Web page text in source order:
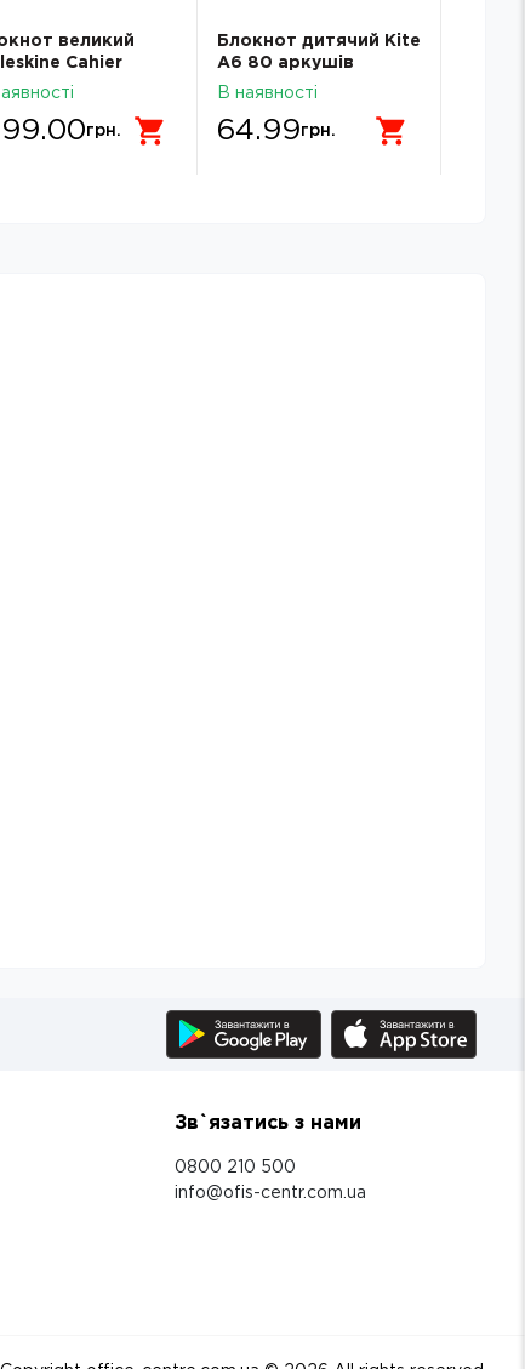
великий
Cahier
беж QP421
грн.
Блокнот дитячий Kite
А6 80 аркушів
клітинка спіраль
В наявності
64.99грн.
Зв`язатись з нами
0800 210 500
info@ofis-centr.com.ua